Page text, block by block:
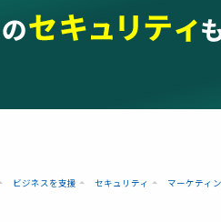
ビジネスを支援 セキュリティ マーケティ